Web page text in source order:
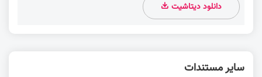
دانلود دیتاشیت
سایر مستندات